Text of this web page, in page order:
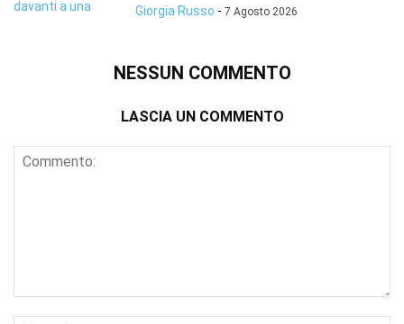
Giorgia Russo - 7 Agosto 2026
NESSUN COMMENTO
LASCIA UN COMMENTO